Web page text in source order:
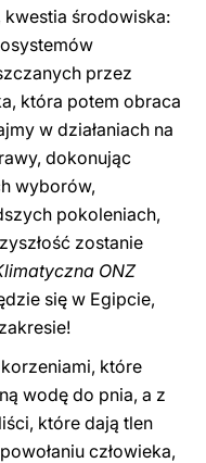
środowiska:
przez
która potem obraca
w działaniach na
dokonując
wyborów,
pokoleniach,
zostanie
ONZ
się w Egipcie,
które
wodę do pnia, a z
które dają tlen
człowieka,